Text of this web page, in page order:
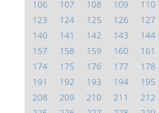
106
107 108 109 110
123
124 125 126 127
140
141 142 143 144
157
158 159 160 161
174
175 176 177 178
191
192 193 194 195
208
209 210 211 212